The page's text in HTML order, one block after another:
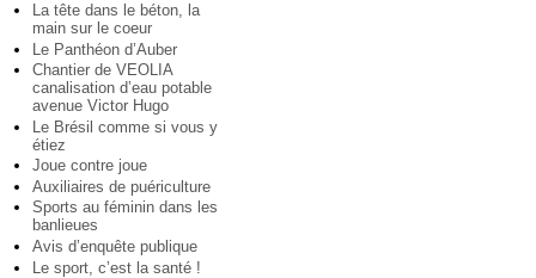
La tête dans le béton, la
main sur le coeur
Le Panthéon d’Auber
Chantier de VEOLIA
canalisation d’eau potable
avenue Victor Hugo
Le Brésil comme si vous y
étiez
Joue contre joue
Auxiliaires de puériculture
Sports au féminin dans les
banlieues
Avis d’enquête publique
Le sport, c’est la santé !